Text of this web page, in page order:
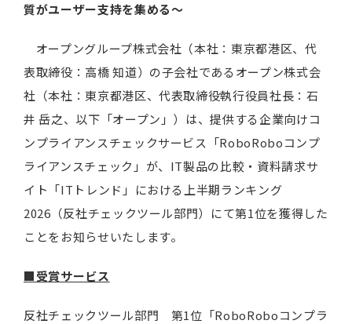
質がユーザー支持を集める～
オープングループ株式会社（本社：東京都港区、代
表取締役：高橋 知道）の子会社であるオープン株式会
社（本社：東京都港区、代表取締役執行役員社長：石
井 岳之、以下「オープン」）は、提供する企業向けコ
ンプライアンスチェックサービス「RoboRoboコンプ
ライアンスチェック」が、IT製品の比較・資料請求サ
イト「ITトレンド」における上半期ランキング
2026（反社チェックツール部門）にて第1位を獲得した
ことをお知らせいたします。
■受賞サービス
反社チェックツール部門 第1位「RoboRoboコンプラ